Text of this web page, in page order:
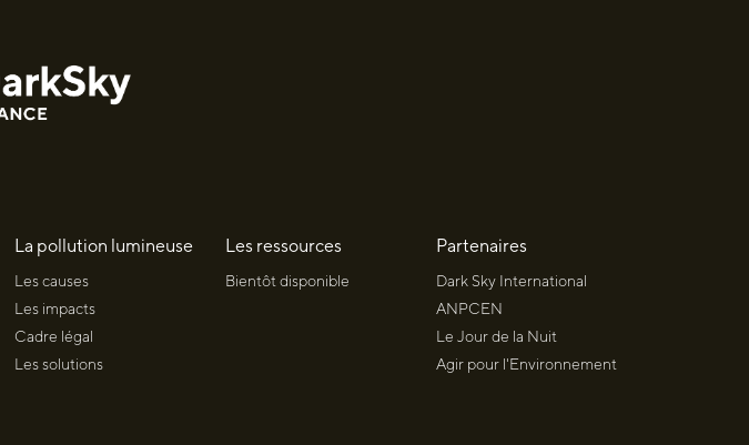
La pollution lumineuse
Les causes
Les impacts
Cadre légal
Les solutions
Les ressources
Bientôt disponible
Partenaires
Dark Sky International
ANPCEN
Le Jour de la Nuit
Agir pour l'Environnement